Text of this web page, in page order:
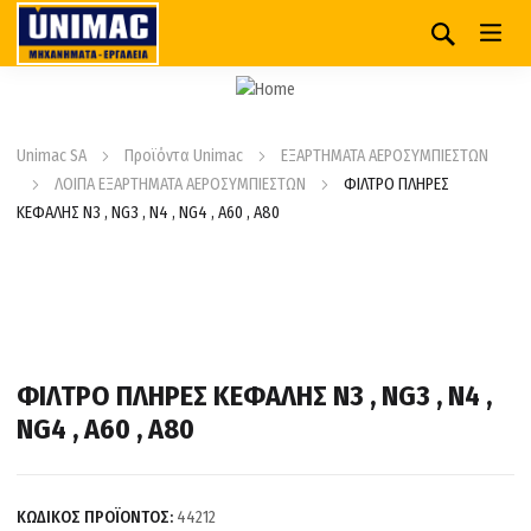
Unimac SA Προϊόντα Unimac
ΕΞΑΡΤΗΜΑΤΑ ΑΕΡΟΣΥΜΠΙΕΣΤΩΝ
ΛΟΙΠΑ ΕΞΑΡΤΗΜΑΤΑ ΑΕΡΟΣΥΜΠΙΕΣΤΩΝ
ΦΙΛΤΡΟ ΠΛΗΡΕΣ
ΚΕΦΑΛΗΣ N3 , NG3 , N4 , NG4 , Α60 , A80
ΦΙΛΤΡΟ ΠΛΗΡΕΣ ΚΕΦΑΛΗΣ N3 , NG3 , N4 ,
NG4 , Α60 , A80
ΚΩΔΙΚΟΣ ΠΡΟΪΟΝΤΟΣ: 44212